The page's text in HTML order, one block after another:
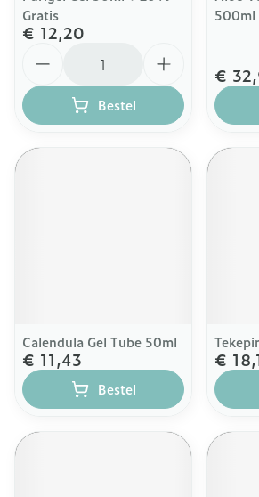
Gratis
€ 12,20
Bestel
500ml
€
Calendula Gel Tube 50ml
€ 11,43
Bestel
€